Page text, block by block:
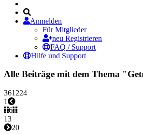
Anmelden
Für Mitglieder
neu Registrieren
FAQ / Support
Hilfe und Support
Alle Beiträge mit dem Thema
361224
1
6
13
20